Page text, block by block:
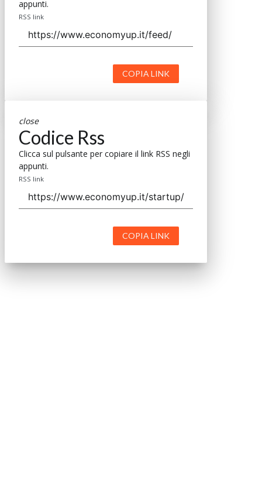
appunti.
RSS link
COPIA LINK
close
Codice Rss
Clicca sul pulsante per copiare il link RSS negli
appunti.
RSS link
COPIA LINK